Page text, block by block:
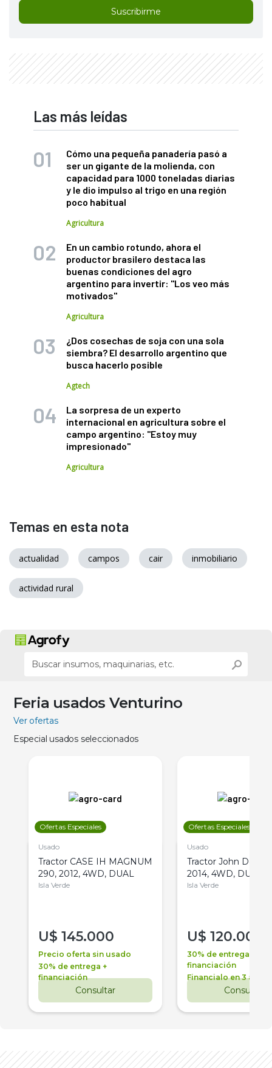
Suscribirme
Las más leídas
Cómo una pequeña panadería pasó a
ser un gigante de la molienda, con
capacidad para 1000 toneladas diarias
y le dio impulso al trigo en una región
poco habitual
Agricultura
En un cambio rotundo, ahora el
productor brasilero destaca las
buenas condiciones del agro
argentino para invertir: "Los veo más
motivados"
Agricultura
¿Dos cosechas de soja con una sola
siembra? El desarrollo argentino que
busca hacerlo posible
Agtech
La sorpresa de un experto
internacional en agricultura sobre el
campo argentino: "Estoy muy
impresionado"
Agricultura
Temas en esta nota
actualidad campos cair inmobiliario
actividad rural
Feria usados Venturino
Ver ofertas
Especial usados seleccionados
Ofertas Especiales
Usado
Tractor CASE IH MAGNUM
290, 2012, 4WD, DUAL
Isla Verde
U$ 145.000
Precio oferta sin usado
30% de entrega +
financiación
Consultar
Ofertas Especiales
Usado
Tractor John Deere
2014, 4WD, DUAL
Isla Verde
U$ 120.000
30% de entrega +
financiación
Financialo en 3 años
Consultar